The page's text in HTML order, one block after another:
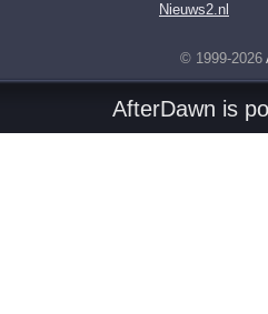
Nieuws2.nl
© 1999-2026
AfterDawn is